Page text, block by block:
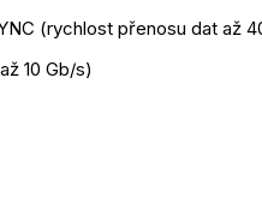
(rychlost přenosu dat až
10 Gb/s)